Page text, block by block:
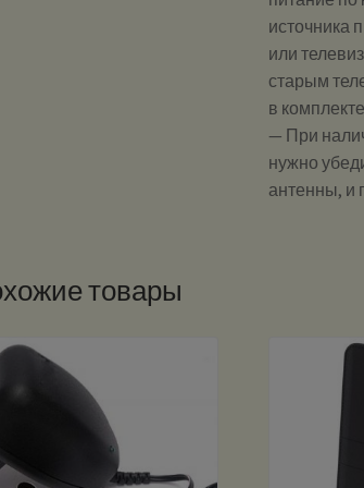
источника
или
старым
в
— При
нужно
антенны, и
товары